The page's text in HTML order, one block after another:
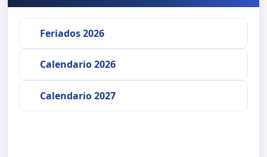
Feriados 2026
Calendario 2026
Calendario 2027